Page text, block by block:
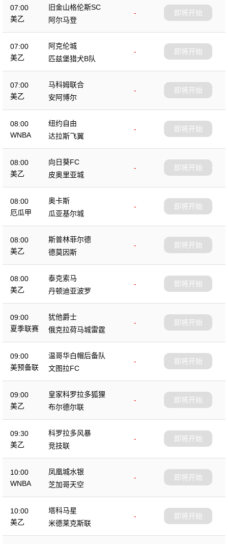
07:00
美乙
旧金山格伦斯SC
-
阿尔马登
即将开始
07:00
美乙
阿克伦城
-
匹兹堡猎犬B队
即将开始
07:00
美乙
马科姆联合
-
安阿博尔
即将开始
08:00
WNBA
纽约自由
-
达拉斯飞翼
即将开始
08:00
美乙
向日葵FC
-
皮奥里亚城
即将开始
08:00
厄瓜甲
奥卡斯
-
瓜亚基尔城
即将开始
08:00
美乙
斯普林菲尔德
-
德莫因斯
即将开始
08:00
美乙
泰克索马
-
丹顿迪亚波罗
即将开始
09:00
夏季联赛
犹他爵士
-
俄克拉荷马城雷霆
即将开始
09:00
美预备联
温哥华白帽后备队
-
文图拉FC
即将开始
09:00
美乙
皇家科罗拉多狐狸
-
布尔德尔联
即将开始
09:30
美乙
科罗拉多风暴
-
竞技联
即将开始
10:00
WNBA
凤凰城水银
-
芝加哥天空
即将开始
10:00
美乙
塔科马星
-
米德莱克斯联
即将开始